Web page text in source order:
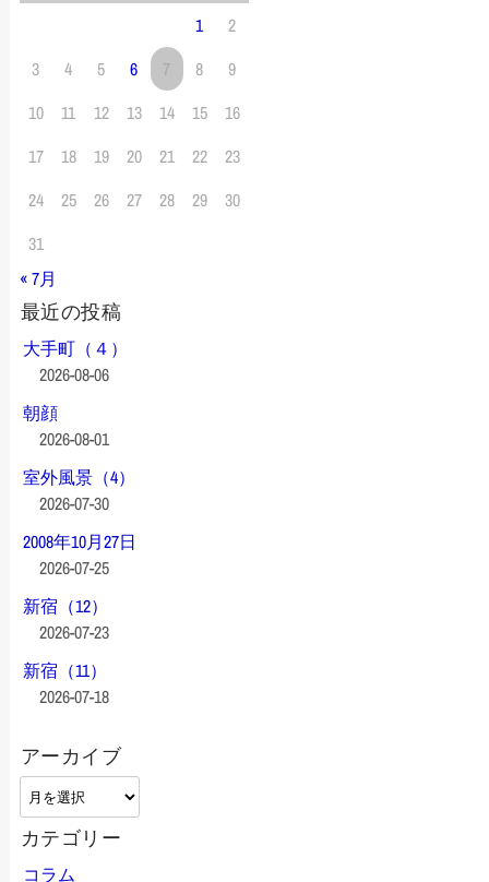
1
2
3
4 5 6 7 8
9
10
11 12 13 14 15
16
17
18 19 20 21 22
23
24
25 26 27 28 29
30
31
« 7月
最近の投稿
大手町（４）
2026-08-06
朝顔
2026-08-01
室外風景（4）
2026-07-30
2008年10月27日
2026-07-25
新宿（12）
2026-07-23
新宿（11）
2026-07-18
アーカイブ
ア
ー
カ
イ
カテゴリー
コラム